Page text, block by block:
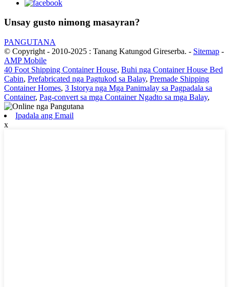
Unsay gusto nimong masayran?
PANGUTANA
© Copyright - 2010-2025 : Tanang Katungod Gireserba. - Sitemap -
AMP Mobile
40 Foot Shipping Container House, Buhi nga Container House Bed
Cabin, Prefabricated nga Pagtukod sa Balay, Premade Shipping
Container Homes, 3 Istorya nga Mga Panimalay sa Pagpadala sa
Container, Pag-convert sa mga Container Ngadto sa mga Balay,
Ipadala ang Email
x